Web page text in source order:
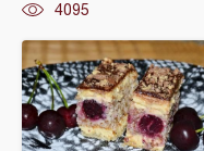
4095